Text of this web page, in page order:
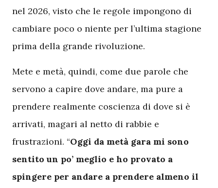
nel 2026, visto che le regole impongono di
cambiare poco o niente per l’ultima stagione
prima della grande rivoluzione.
Mete e metà, quindi, come due parole che
servono a capire dove andare, ma pure a
prendere realmente coscienza di dove si è
arrivati, magari al netto di rabbie e
frustrazioni. “Oggi da metà gara mi sono
sentito un po’ meglio e ho provato a
spingere per andare a prendere almeno il